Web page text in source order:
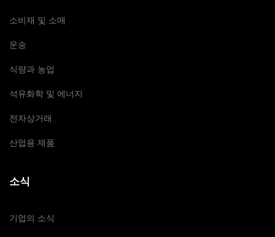
소비재 및 소매
운송
식량과 농업
석유화학 및 에너지
전자상거래
산업용 제품
소식
기업의 소식